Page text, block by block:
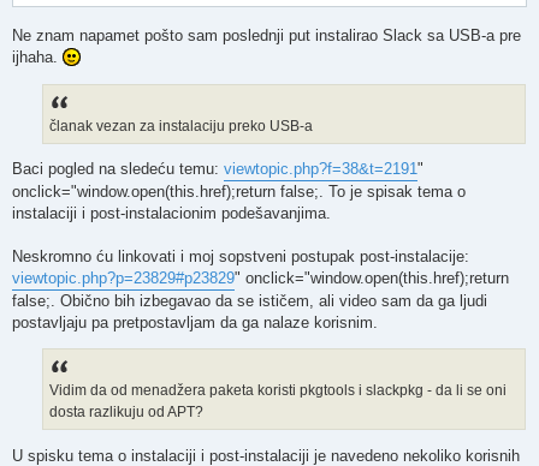
Ne znam napamet pošto sam poslednji put instalirao Slack sa USB-a pre
ijhaha.
članak vezan za instalaciju preko USB-a
Baci pogled na sledeću temu: viewtopic.php?f=38&t=2191 "
onclick="window.open(this.href);return false;. To je spisak tema o
instalaciji i post-instalacionim podešavanjima.
Neskromno ću linkovati i moj sopstveni postupak post-instalacije:
viewtopic.php?p=23829#p23829" onclick="window.open(this.href);return
false;. Obično bih izbegavao da se ističem, ali video sam da ga ljudi
postavljaju pa pretpostavljam da ga nalaze korisnim.
Vidim da od menadžera paketa koristi pkgtools i slackpkg - da li se oni
dosta razlikuju od APT?
U spisku tema o instalaciji i post-instalaciji je navedeno nekoliko korisnih